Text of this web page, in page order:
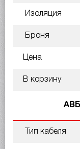
Изоляция
Броня
Цена
В корзину
Тип кабеля